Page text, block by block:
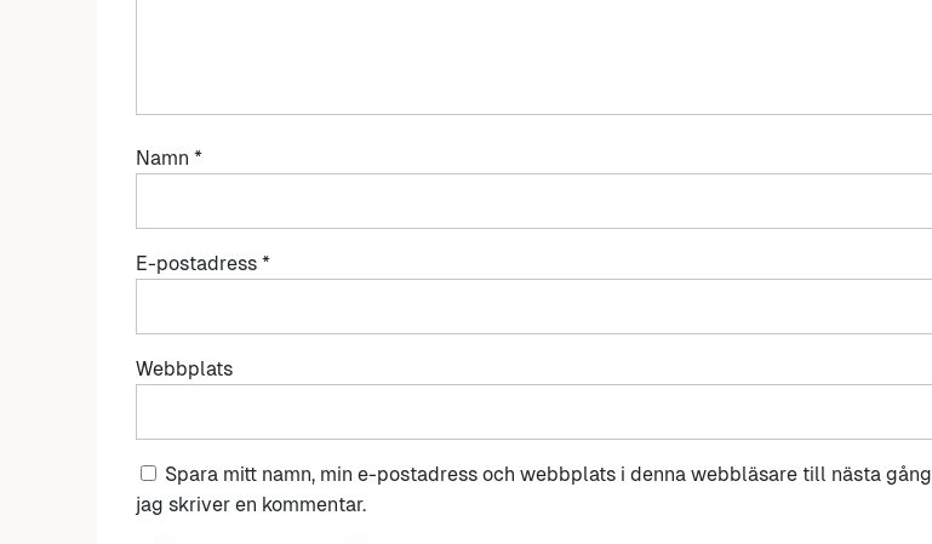
Namn *
E-postadress *
Webbplats
Spara mitt namn, min e-postadress och webbplats i denna webbläsare till nästa gång
jag skriver en kommentar.